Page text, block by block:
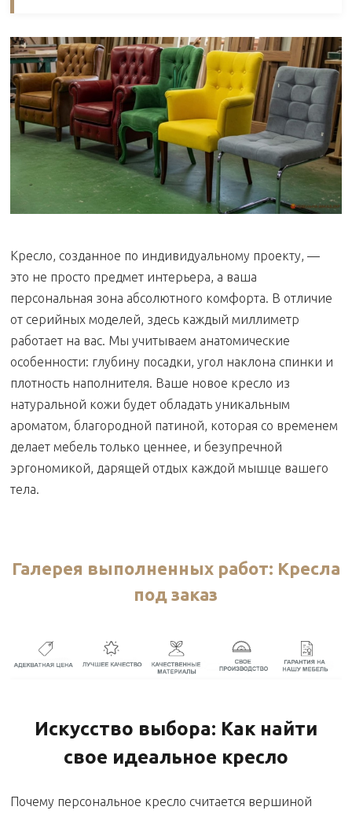
Кресло, созданное по индивидуальному проекту, —
это не просто предмет интерьера, а ваша
персональная зона абсолютного комфорта. В отличие
от серийных моделей, здесь каждый миллиметр
работает на вас. Мы учитываем анатомические
особенности: глубину посадки, угол наклона спинки и
плотность наполнителя. Ваше новое кресло из
натуральной кожи будет обладать уникальным
ароматом, благородной патиной, которая со временем
делает мебель только ценнее, и безупречной
эргономикой, дарящей отдых каждой мышце вашего
тела.
Галерея выполненных работ: Кресла
под заказ
Искусство выбора: Как найти
свое идеальное кресло
Почему персональное кресло считается вершиной